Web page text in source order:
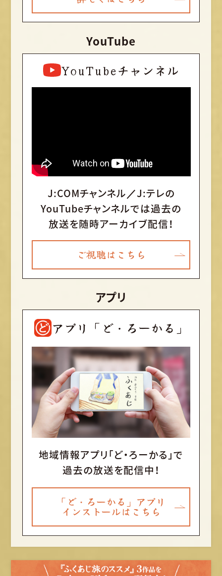
YouTube
YouTubeチャンネル
J:COMチャンネル／J:テレの
YouTubeチャンネルでは過去の
放送を随時アーカイブ配信！
ご視聴はこちら
アプリ
アプリ「ど・ろーかる」
地域情報アプリ「ど・ろーかる」で
過去の放送を配信中！
「ど・ろーかる」アプリ
インストールはこちら